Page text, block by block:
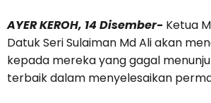
AYER KEROH, 14 Disember- Ketua
Datuk Seri Sulaiman Md Ali akan
kepada mereka yang gagal
terbaik dalam menyelesaikan